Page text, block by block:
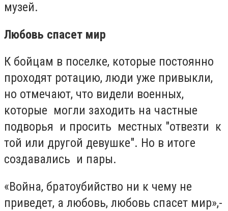
музей.
Любовь спасет мир
К бойцам в поселке, которые постоянно
проходят ротацию, люди уже привыкли,
но отмечают, что видели военных,
которые могли заходить на частные
подворья и просить местных "отвезти к
той или другой девушке". Но в итоге
создавались и пары.
«Война, братоубийство ни к чему не
приведет, а любовь, любовь спасет мир»,-